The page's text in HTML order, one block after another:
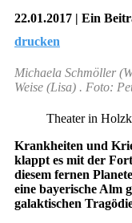
22.01.2017 | Ein
drucken
Michaela Schmöller
Weise (Lisa) . Foto:
Theater in
Krankheiten und
klappt es mit der
diesem fernen
eine bayerische Alm
galaktischen